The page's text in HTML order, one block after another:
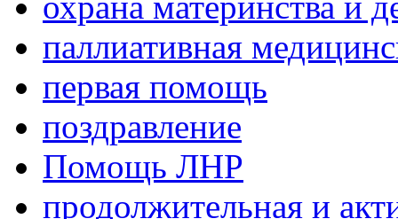
паллиативная
первая помощь
поздравление
Помощь ЛНР
продолжительная и